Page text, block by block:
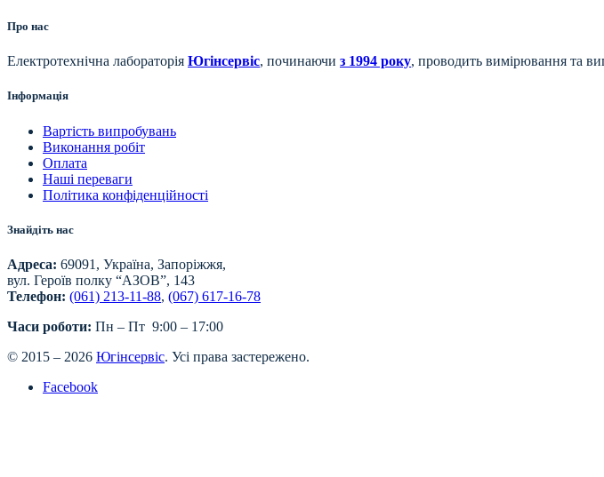
Про нас
Електротехнічна лабораторія Югінсервіс, починаючи з 1994 року, проводить вимірювання та
Інформація
Вартість випробувань
Виконання робіт
Оплата
Наші переваги
Політика конфіденційності
Знайдіть нас
Адреса: 69091, Україна, Запоріжжя,
вул. Героїв полку “АЗОВ”, 143
Телефон: (061) 213-11-88, (067) 617-16-78
Часи роботи: Пн – Пт 9:00 – 17:00
© 2015 – 2026 Югінсервіс. Усі права застережено.
Facebook